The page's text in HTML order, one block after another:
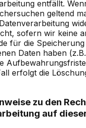
entfällt.
geltend
sofern wir keine
für die
Daten haben
erfolgt die
zu den
auf